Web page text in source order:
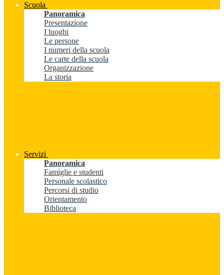
Scuola
Panoramica
Presentazione
I luoghi
Le persone
I numeri della scuola
Le carte della scuola
Organizzazione
La storia
Servizi
Panoramica
Famiglie e studenti
Personale scolastico
Percorsi di studio
Orientamento
Biblioteca